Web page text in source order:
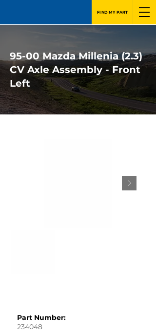
FIND MY PART
95-00 Mazda Millenia (2.3)
CV Axle Assembly - Front
Left
Part Number:
234048